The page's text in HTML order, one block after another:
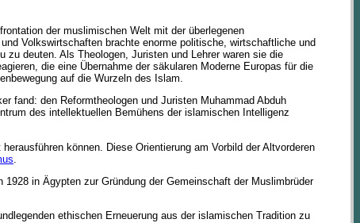
der muslimischen Welt mit der überlegenen
Volkswirtschaften brachte enorme politische, wirtschaftliche und
zu deuten. Als Theologen, Juristen und Lehrer waren sie die
die eine Übernahme der säkularen Moderne Europas für die
auf die Wurzeln des Islam.
fand: den Reformtheologen und Juristen Muhammad Abduh
des intellektuellen Bemühens der islamischen Intelligenz
können. Diese Orientierung am Vorbild der Altvorderen
in Ägypten zur Gründung der Gemeinschaft der Muslimbrüder
ethischen Erneuerung aus der islamischen Tradition zu